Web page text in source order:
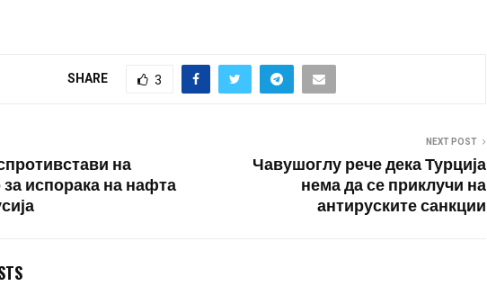
точни. Претходно денеска
командантот на бригадата
SHARE 3
на
испорака на нафта
NEXT POST
Чавушоглу рече дека Турција
нема да се приклучи на
антируските санкции